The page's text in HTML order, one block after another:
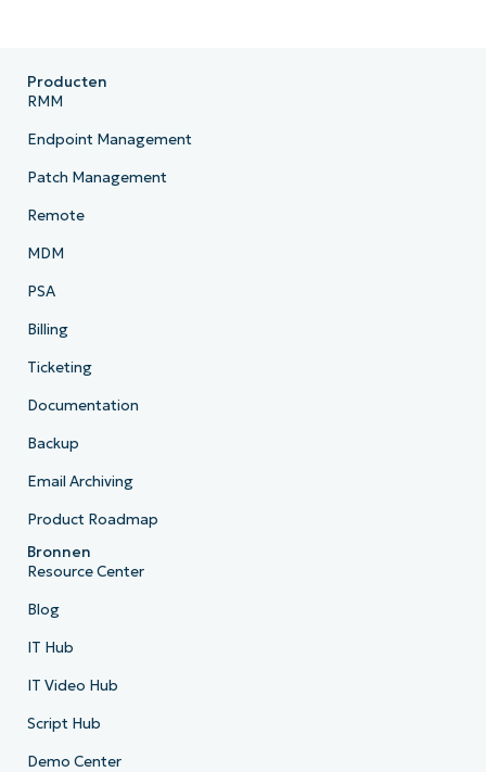
Producten
RMM
Endpoint Management
Patch Management
Remote
MDM
PSA
Billing
Ticketing
Documentation
Backup
Email Archiving
Product Roadmap
Bronnen
Resource Center
Blog
IT Hub
IT Video Hub
Script Hub
Demo Center